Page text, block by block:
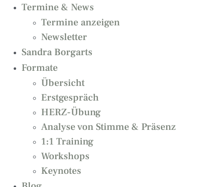
Termine & News
Termine anzeigen
Newsletter
Sandra Borgarts
Formate
Übersicht
Erstgespräch
HERZ-Übung
Analyse von Stimme & Präsenz
1:1 Training
Workshops
Keynotes